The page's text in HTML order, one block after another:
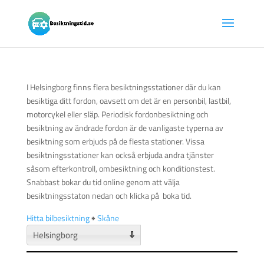
I Helsingborg finns flera besiktningsstationer där du kan
besiktiga ditt fordon, oavsett om det är en personbil, lastbil,
motorcykel eller släp. Periodisk fordonbesiktning och
besiktning av ändrade fordon är de vanligaste typerna av
besiktning som erbjuds på de flesta stationer. Vissa
besiktningsstationer kan också erbjuda andra tjänster
såsom efterkontroll, ombesiktning och konditionstest.
Snabbast bokar du tid online genom att välja
besiktningsstaton nedan och klicka på boka tid.
Hitta bilbesiktning🠺Skåne
⇩